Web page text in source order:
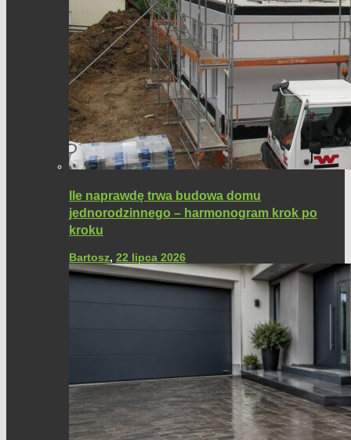
Ile naprawdę trwa budowa domu
jednorodzinnego – harmonogram krok po
kroku
Bartosz, 22 lipca 2026